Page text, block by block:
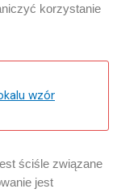
korzystanie
wzór
ściśle związane
jest